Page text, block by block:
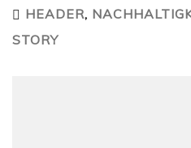
HEADER,
STORY